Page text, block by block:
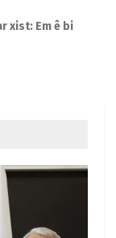
xist: Em ê bi